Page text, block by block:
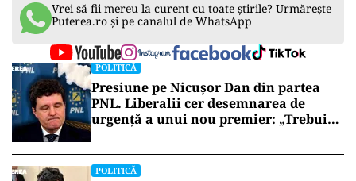
Vrei să fii mereu la curent cu toate știrile? Urmărește
Puterea.ro și pe canalul de WhatsApp
POLITICĂ
Presiune pe Nicușor Dan din partea
PNL. Liberalii cer desemnarea de
urgență a unui nou premier: „Trebuie
POLITICĂ